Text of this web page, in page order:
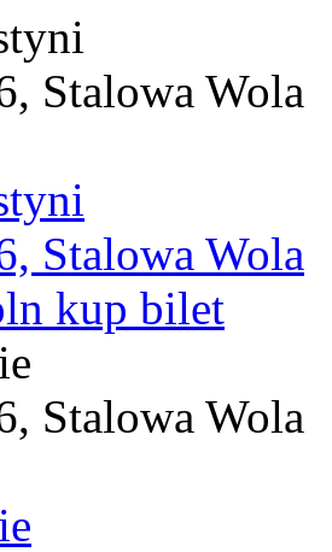
Stalowa Wola
Stalowa Wola
kup bilet
Stalowa Wola